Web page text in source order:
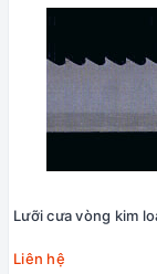
Lưỡi cưa vòng kim
Liên hệ